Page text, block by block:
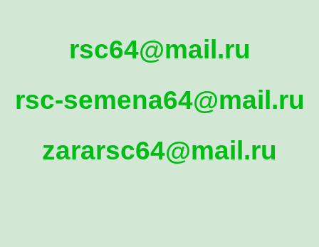
rsc64@mail.ru
rsc-semena64@mail.ru
zararsc64@mail.ru